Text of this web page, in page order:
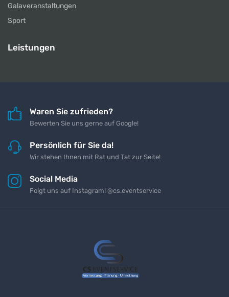
Galaveranstaltungen
Sport
Leistungen
Waren Sie zufrieden?
Bewerten Sie uns gerne auf Google!
Persönlich für Sie da!
Wir stehen Ihnen mit Rat und Tat zur Seite!
Social Media
Folgt uns auf Instagram! @cs.eventservice